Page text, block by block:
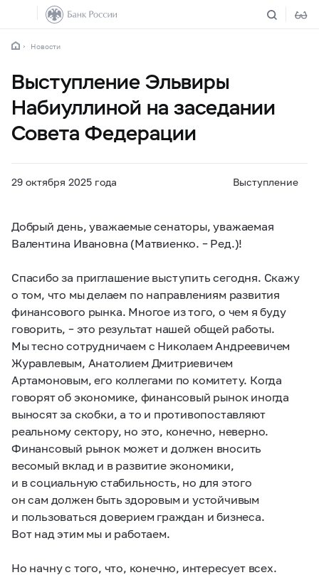
Новости
Выступление Эльвиры
Набиуллиной на заседании
Совета Федерации
29 октября 2025 года Выступление
Добрый день, уважаемые сенаторы, уважаемая
Валентина Ивановна (Матвиенко. – Ред.)!
Спасибо за приглашение выступить сегодня. Скажу
о том, что мы делаем по направлениям развития
финансового рынка. Многое из того, о чем я буду
говорить, – это результат нашей общей работы.
Мы тесно сотрудничаем с Николаем Андреевичем
Журавлевым, Анатолием Дмитриевичем
Артамоновым, его коллегами по комитету. Когда
говорят об экономике, финансовый рынок иногда
выносят за скобки, а то и противопоставляют
реальному сектору, но это, конечно, неверно.
Финансовый рынок может и должен вносить
весомый вклад и в развитие экономики,
и в социальную стабильность, но для этого
он сам должен быть здоровым и устойчивым
и пользоваться доверием граждан и бизнеса.
Вот над этим мы и работаем.
Но начну с того, что, конечно, интересует всех.